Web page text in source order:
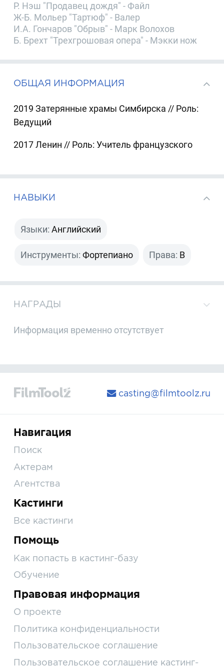
Р. Нэш "Продавец дождя" - Файл
Ж-Б. Мольер "Тартюф" - Валер
И.А. Гончаров "Обрыв" - Марк Волохов
Б. Брехт "Трехгрошовая опера" - Мэкки нож
ОБЩАЯ ИНФОРМАЦИЯ
2019 Затерянные храмы Симбирска // Роль:
Ведущий
2017 Ленин // Роль: Учитель французского
НАВЫКИ
Языки: Английский
Инструменты: Фортепиано Права: B
НАГРАДЫ
Информация временно отсутствует
casting@filmtoolz.ru
Навигация
Поиск
Актерам
Агентства
Кастинги
Все кастинги
Помощь
Как попасть в кастинг-базу
Обучение
Правовая информация
О проекте
Политика конфиденциальности
Пользовательское соглашение
Пользовательское соглашение кастинг-